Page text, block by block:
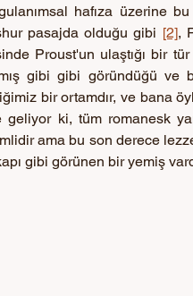
hafıza üzerine
pasajda olduğu gibi [2],
Proust'un ulaştığı bir
gibi gibi göründüğü
bir ortamdır, ve bana
geliyor ki, tüm romanesk
ama bu son derece
gibi görünen bir yemiş